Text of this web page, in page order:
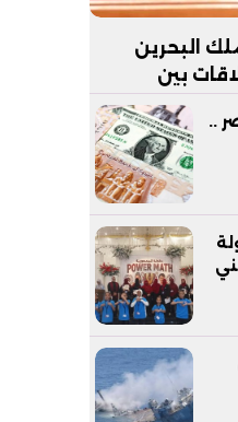
البحرين
بين
الخليجي جزء
المصري
..